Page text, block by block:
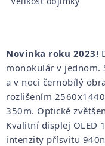
Novinka roku 2023!
monokulár v jednom.
a v noci černobílý
rozlišením
350m. Optické
Kvalitní displej OLED
intenzity přísvitu